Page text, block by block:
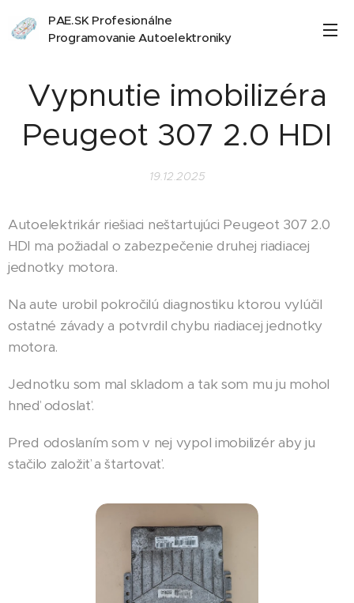
PAE.SK Profesionálne
Programovanie Autoelektroniky
Vypnutie imobilizéra
Peugeot 307 2.0 HDI
19.12.2025
Autoelektrikár riešiaci neštartujúci Peugeot 307 2.0
HDI ma požiadal o zabezpečenie druhej riadiacej
jednotky motora.
Na aute urobil pokročilú diagnostiku ktorou vylúčil
ostatné závady a potvrdil chybu riadiacej jednotky
motora.
Jednotku som mal skladom a tak som mu ju mohol
hneď odoslať.
Pred odoslaním som v nej vypol imobilizér aby ju
stačilo založiť a štartovať.